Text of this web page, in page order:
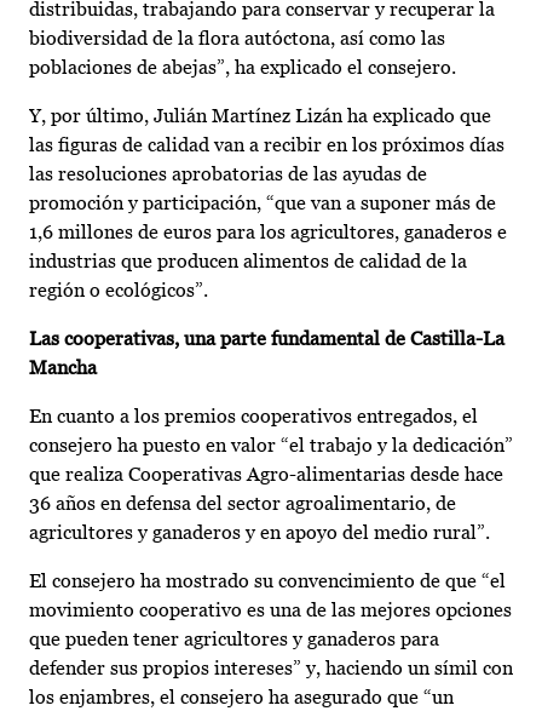
distribuidas, trabajando para conservar y recuperar la
biodiversidad de la flora autóctona, así como las
poblaciones de abejas”, ha explicado el consejero.
Y, por último, Julián Martínez Lizán ha explicado que
las figuras de calidad van a recibir en los próximos días
las resoluciones aprobatorias de las ayudas de
promoción y participación, “que van a suponer más de
1,6 millones de euros para los agricultores, ganaderos e
industrias que producen alimentos de calidad de la
región o ecológicos”.
Las cooperativas, una parte fundamental de Castilla-La
Mancha
En cuanto a los premios cooperativos entregados, el
consejero ha puesto en valor “el trabajo y la dedicación”
que realiza Cooperativas Agro-alimentarias desde hace
36 años en defensa del sector agroalimentario, de
agricultores y ganaderos y en apoyo del medio rural”.
El consejero ha mostrado su convencimiento de que “el
movimiento cooperativo es una de las mejores opciones
que pueden tener agricultores y ganaderos para
defender sus propios intereses” y, haciendo un símil con
los enjambres, el consejero ha asegurado que “un